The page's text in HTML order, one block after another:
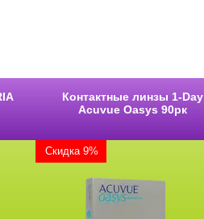
Контактные линзы 1-Day
Acuvue Oasys 90pк
Скидка 9%